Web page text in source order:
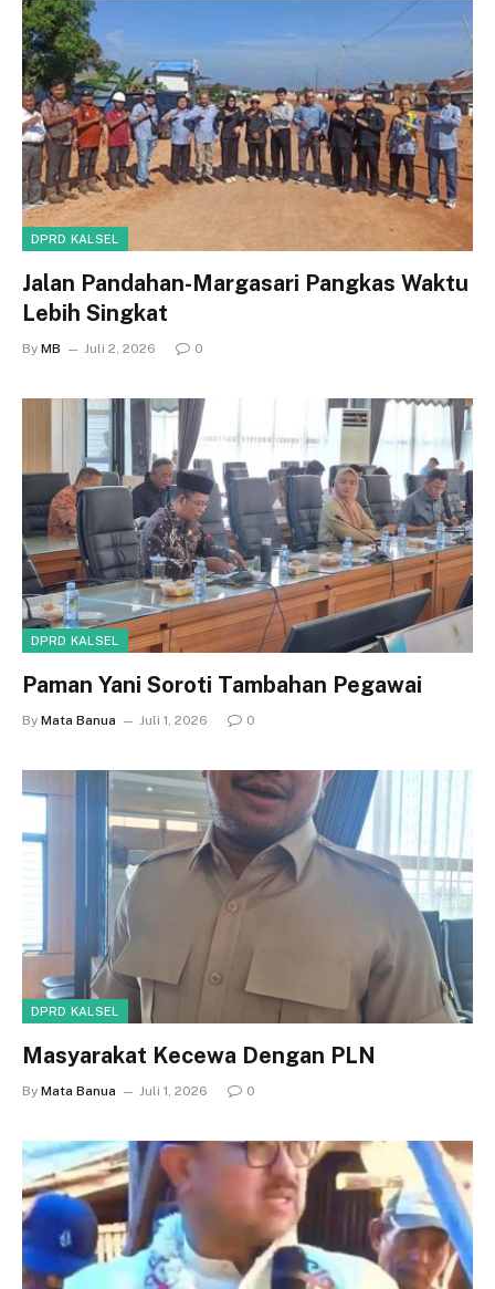
DPRD KALSEL
Jalan Pandahan-Margasari Pangkas Waktu
Lebih Singkat
By MB Juli 2, 2026 0
DPRD KALSEL
Paman Yani Soroti Tambahan Pegawai
By Mata Banua Juli 1, 2026 0
DPRD KALSEL
Masyarakat Kecewa Dengan PLN
By Mata Banua Juli 1, 2026 0